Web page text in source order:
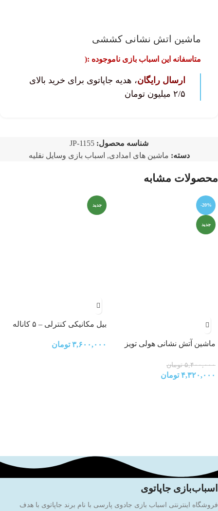
ماشین اتش نشانی کششی
متاسفانه این اسباب بازی ناموجوده :(
ارسال رایگان، هدیه جاپاتوی برای خرید بالای
۲/۵ میلیون تومان
شناسه محصول: JP-1155
دسته: ماشین های امدادی, اسباب بازی وسایل نقلیه
محصولات مشابه
-20%
جدید
ماشین آتش نشانی هولی تویز
۵,۴۰۰,۰۰۰ تومان
۴,۳۲۰,۰۰۰ تومان
جدید
بیل مکانیکی کنترلی – ۵ کاناله
۳,۶۰۰,۰۰۰ تومان
اسباب‌بازی جاپاتوی
فروشگاه اینترنتی اسباب بازی جادوی پارسی با نام برند جاپاتوی با هدف